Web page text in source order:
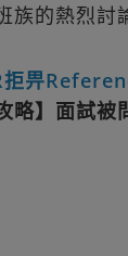
族的熱烈討
拒畀
略】面試被